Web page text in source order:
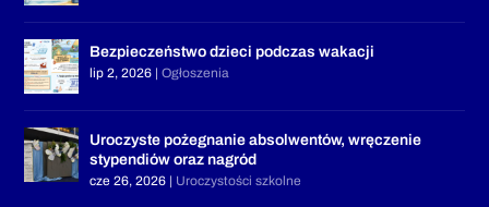
Bezpieczeństwo dzieci podczas wakacji
lip 2, 2026 |Ogłoszenia
Uroczyste pożegnanie absolwentów, wręczenie
stypendiów oraz nagród
cze 26, 2026 | Uroczystości szkolne